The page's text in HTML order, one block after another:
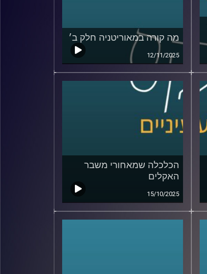
מה קורה במאוריטניה חלק ב׳
12/11/2025
הכלכלה שמאחורי משבר
האקלים
15/10/2025